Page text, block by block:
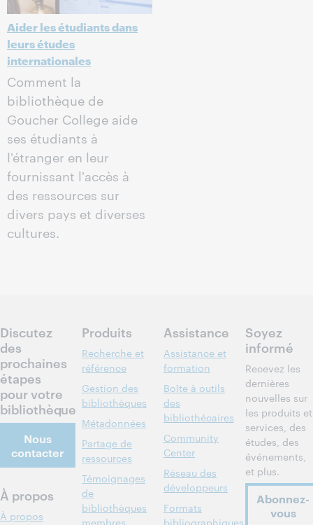
Aider les étudiants dans
leurs études
internationales
Comment la
bibliothèque de
Goucher College aide
ses étudiants à
l'étranger en leur
fournissant l'accès à
des ressources sur
divers pays et diverses
cultures.
Discutez
des
prochaines
étapes
pour votre
bibliothèque
Nous
contacter
À propos
À propos
Produits
Recherche et
référence
Gestion des
bibliothèques
Métadonnées
Partage de
ressources
Témoignages
de
bibliothèques
Assistance
Assistance et
formation
Boîte à outils
des
bibliothécaires
Community
Center
Réseau des
développeurs
Formats
Soyez
informé
Recevez les
dernières
nouvelles sur
les produits et
services, des
études, des
événements,
et plus.
Abonnez-
vous